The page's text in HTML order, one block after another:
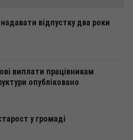
відпустку два роки
виплати працівникам
опубліковано
у громаді